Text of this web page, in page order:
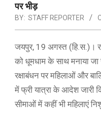
पर भीड़
BY: STAFF REPORTER
जयपुर, 19 अगस्त (हि.स.)।
को धूमधाम के साथ मनाया
रक्षाबंधन पर महिलाओं और
में फ्री यात्रा के आदेश जारी
सीमाओं में कहीं भी महिलाएं